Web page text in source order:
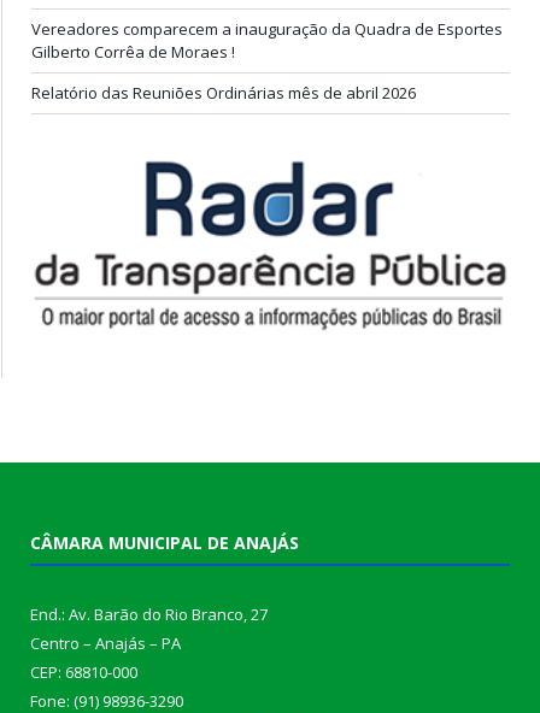
Vereadores comparecem a inauguração da Quadra de Esportes
Gilberto Corrêa de Moraes !
Relatório das Reuniões Ordinárias mês de abril 2026
CÂMARA MUNICIPAL DE ANAJÁS
End.: Av. Barão do Rio Branco, 27
Centro – Anajás – PA
CEP: 68810-000
Fone: (91) 98936-3290